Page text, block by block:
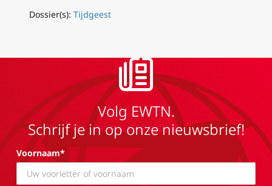
Dossier(s): Tijdgeest
Volg EWTN.
Schrijf je in op onze nieuwsbrief!
Voornaam*